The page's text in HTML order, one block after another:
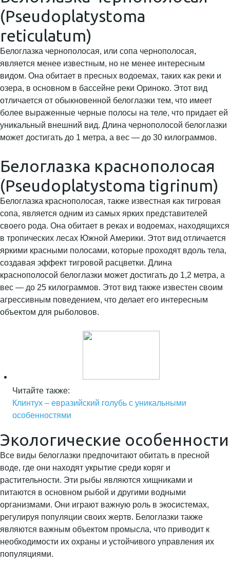
(Pseudoplatystoma
reticulatum)
Белоглазка чернополосая, или сопа чернополосая,
является менее известным, но не менее интересным
видом. Она обитает в пресных водоемах, таких как реки и
озера, в основном в бассейне реки Ориноко. Этот вид
отличается от обыкновенной белоглазки тем, что имеет
более выраженные черные полосы на теле, что придает ей
уникальный внешний вид. Длина чернополосой белоглазки
может достигать до 1 метра, а вес — до 30 килограммов.
Белоглазка краснополосая
(Pseudoplatystoma tigrinum)
Белоглазка краснополосая, также известная как тигровая
сопа, является одним из самых ярких представителей
своего рода. Она обитает в реках и водоемах, находящихся
в тропических лесах Южной Америки. Этот вид отличается
яркими красными полосами, которые проходят вдоль тела,
создавая эффект тигровой расцветки. Длина
краснополосой белоглазки может достигать до 1,2 метра, а
вес — до 25 килограммов. Этот вид также известен своим
агрессивным поведением, что делает его интересным
объектом для рыболовов.
Читайте также:
Клинтух – евразийский голубь с уникальными
особенностями
Экологические особенности
Все виды белоглазки предпочитают обитать в пресной
воде, где они находят укрытие среди коряг и
растительности. Эти рыбы являются хищниками и
питаются в основном рыбой и другими водными
организмами. Они играют важную роль в экосистемах,
регулируя популяции своих жертв. Белоглазки также
являются важным объектом промысла, что приводит к
необходимости их охраны и устойчивого управления их
популяциями.